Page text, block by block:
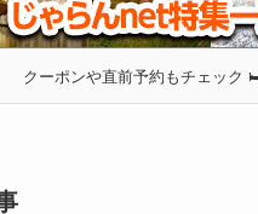
クーポンや直前予約もチェック